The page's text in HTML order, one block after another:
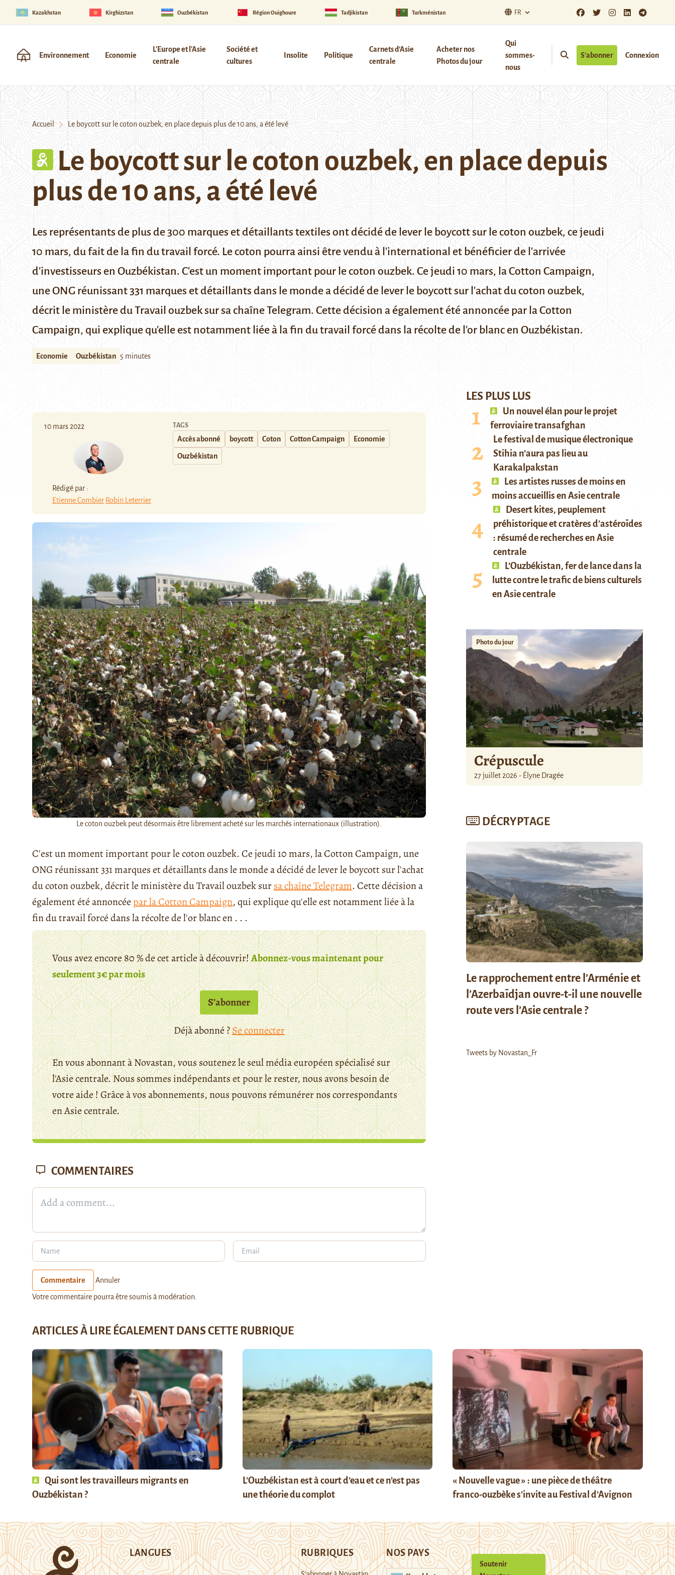
Kazakhstan Kirghizstan Ouzbékistan Région Ouïghoure Tadjikistan Turkménistan FR
Environnement Economie
L'Europe et l'Asie
centrale
Société et
cultures
Insolite Politique
Carnets d’Asie
centrale
Acheter nos
Photos du jour
Qui
sommes-
nous
S’abonner Connexion
Accueil Le boycott sur le coton ouzbek, en place depuis plus de 10 ans, a été levé
Le boycott sur le coton ouzbek, en place depuis
plus de 10 ans, a été levé
Les représentants de plus de 300 marques et détaillants textiles ont décidé de lever le boycott sur le coton ouzbek, ce jeudi
10 mars, du fait de la fin du travail forcé. Le coton pourra ainsi être vendu à l'international et bénéficier de l'arrivée
d'investisseurs en Ouzbékistan. C'est un moment important pour le coton ouzbek. Ce jeudi 10 mars, la Cotton Campaign,
une ONG réunissant 331 marques et détaillants dans le monde a décidé de lever le boycott sur l'achat du coton ouzbek,
décrit le ministère du Travail ouzbek sursa chaîne Telegram. Cette décision a également été annoncée par la Cotton
Campaign, qui explique qu'elle est notamment liée à la fin du travail forcé dans la récolte de l'or blanc en Ouzbékistan.
Economie Ouzbékistan 5 minutes
10 mars 2022
Rédigé par :
Etienne Combier Robin Leterrier
TAGS
Accès abonné boycott Coton Cotton Campaign Economie
Ouzbékistan
Le coton ouzbek peut désormais être librement acheté sur les marchés internationaux (illustration).
C'est un moment important pour le coton ouzbek. Ce jeudi 10 mars, la Cotton Campaign, une
ONG réunissant 331 marques et détaillants dans le monde a décidé de lever le boycott sur l'achat
du coton ouzbek, décrit le ministère du Travail ouzbek sursa chaîne Telegram. Cette décision a
également été annoncéepar la Cotton Campaign, qui explique qu'elle est notamment liée à la
fin du travail forcé dans la récolte de l'or blanc en . . .
Vous avez encore 80 % de cet article à découvrir!Abonnez-vous maintenant pour
seulement 3€ par mois
S’abonner
Déjà abonné ?Se connecter
En vous abonnant à Novastan, vous soutenez le seul média européen spécialisé sur
l'Asie centrale. Nous sommes indépendants et pour le rester, nous avons besoin de
votre aide ! Grâce à vos abonnements, nous pouvons rémunérer nos correspondants
en Asie centrale.
LES PLUS LUS
Un nouvel élan pour le projet
ferroviaire transafghan
Le festival de musique électronique
Stihia n’aura pas lieu au
Karakalpakstan
Les artistes russes de moins en
moins accueillis en Asie centrale
Desert kites, peuplement
préhistorique et cratères d’astéroïdes
: résumé de recherches en Asie
centrale
L’Ouzbékistan, fer de lance dans la
lutte contre le trafic de biens culturels
en Asie centrale
Photo du jour
Crépuscule
27 juillet 2026 - Élyne Dragée
DÉCRYPTAGE
Le rapprochement entre l’Arménie et
l’Azerbaïdjan ouvre-t-il une nouvelle
route vers l’Asie centrale ?
Tweets by Novastan_Fr
COMMENTAIRES
Commentaire Annuler
Votre commentaire pourra être soumis à modération.
ARTICLES À LIRE ÉGALEMENT DANS CETTE RUBRIQUE
Qui sont les travailleurs migrants en
Ouzbékistan ?
L’Ouzbékistan est à court d’eau et ce n’est pas
une théorie du complot
« Nouvelle vague » : une pièce de théâtre
franco-ouzbèke s’invite au Festival d’Avignon
LANGUES RUBRIQUES NOS PAYS
Soutenir